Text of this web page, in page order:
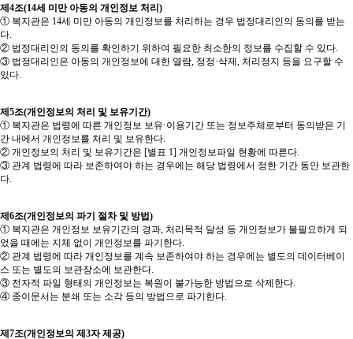
제4조(14세 미만 아동의 개인정보 처리)
① 복지관은 14세 미만 아동의 개인정보를 처리하는 경우 법정대리인의 동의를 받는
다.
② 법정대리인의 동의를 확인하기 위하여 필요한 최소한의 정보를 수집할 수 있다.
③ 법정대리인은 아동의 개인정보에 대한 열람, 정정·삭제, 처리정지 등을 요구할 수
있다.
제5조(개인정보의 처리 및 보유기간)
① 복지관은 법령에 따른 개인정보 보유·이용기간 또는 정보주체로부터 동의받은 기
간 내에서 개인정보를 처리 및 보유한다.
② 개인정보의 처리 및 보유기간은 [별표 1] 개인정보파일 현황에 따른다.
③ 관계 법령에 따라 보존하여야 하는 경우에는 해당 법령에서 정한 기간 동안 보관한
다.
제6조(개인정보의 파기 절차 및 방법)
① 복지관은 개인정보 보유기간의 경과, 처리목적 달성 등 개인정보가 불필요하게 되
었을 때에는 지체 없이 개인정보를 파기한다.
② 관계 법령에 따라 개인정보를 계속 보존하여야 하는 경우에는 별도의 데이터베이
스 또는 별도의 보관장소에 보관한다.
③ 전자적 파일 형태의 개인정보는 복원이 불가능한 방법으로 삭제한다.
④ 종이문서는 분쇄 또는 소각 등의 방법으로 파기한다.
제7조(개인정보의 제3자 제공)